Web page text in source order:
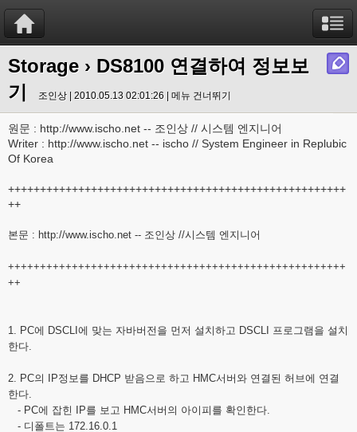
Storage › DS8100 연결하여 정보보
기
조인상 | 2010.05.13 02:01:26 | 메뉴 건너뛰기
원문 : http://www.ischo.net -- 조인상 // 시스템 엔지니어
Writer : http://www.ischo.net -- ischo // System Engineer in Replubic
Of Korea
+++++++++++++++++++++++++++++++++++++++++++++++++++++
++
본문 : http://www.ischo.net -- 조인상 //시스템 엔지니어
+++++++++++++++++++++++++++++++++++++++++++++++++++++
++
1. PC에 DSCLI에 맞는 자바버전을 먼저 설치하고 DSCLI 프로그램을 설치
한다.
2. PC의 IP정보를 DHCP 받음으로 하고 HMC서버와 연결된 허브에 연결
한다.
- PC에 잡힌 IP를 보고 HMC서버의 아이피를 확인한다.
- 디폴트는 172.16.0.1